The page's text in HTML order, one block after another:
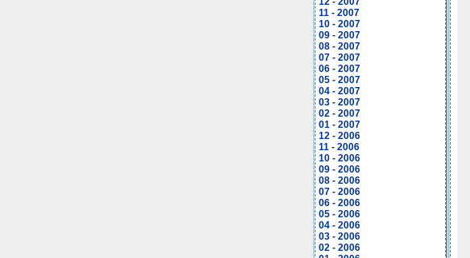
11 - 2007
10 - 2007
09 - 2007
08 - 2007
07 - 2007
06 - 2007
05 - 2007
04 - 2007
03 - 2007
02 - 2007
01 - 2007
12 - 2006
11 - 2006
10 - 2006
09 - 2006
08 - 2006
07 - 2006
06 - 2006
05 - 2006
04 - 2006
03 - 2006
02 - 2006